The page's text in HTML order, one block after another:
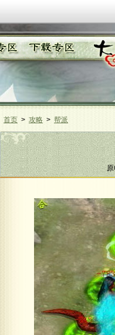
首页 > 攻略 > 帮派